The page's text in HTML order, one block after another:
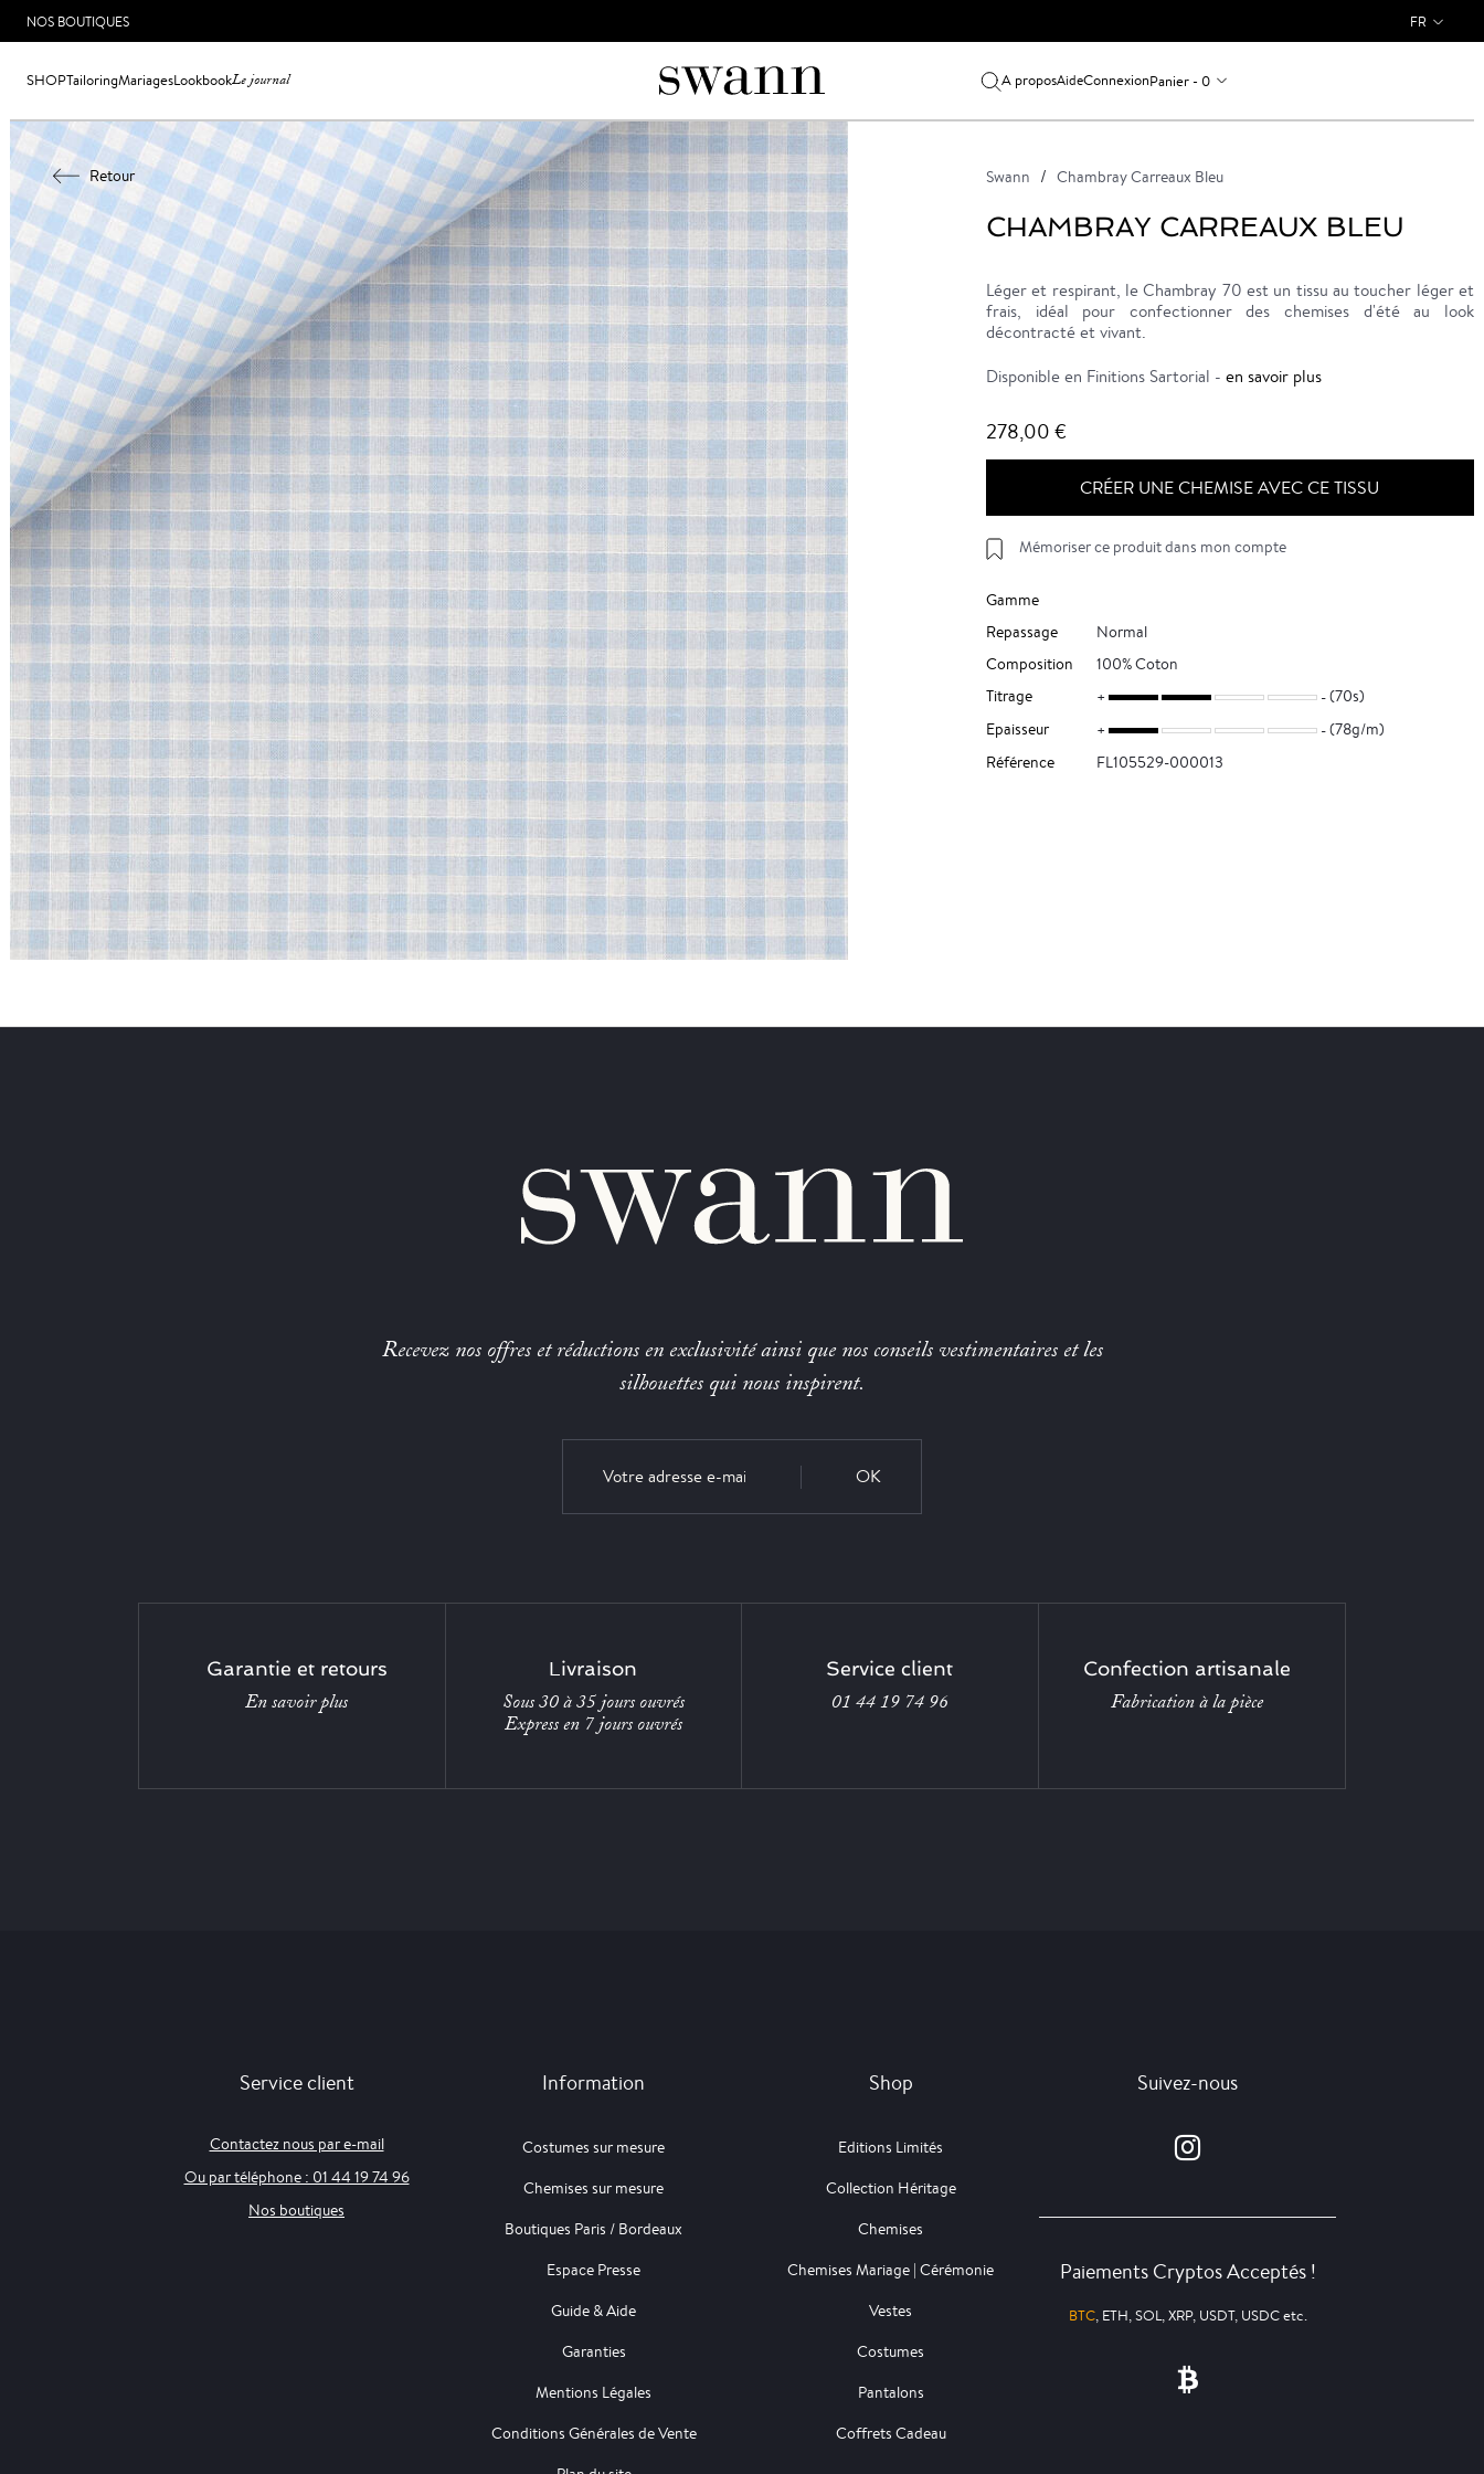
NOS BOUTIQUES FR
SHOPTailoringMariagesLookbookLe journal A proposAideConnexionPanier - 0
Retour Swann Chambray Carreaux Bleu
CHAMBRAY CARREAUX BLEU
Léger et respirant, le Chambray 70 est un tissu au toucher léger et
frais, idéal pour confectionner des chemises d'été au look
décontracté et vivant.
Disponible en Finitions Sartorial - en savoir plus
278,00 €
CRÉER UNE CHEMISE AVEC CE TISSU
Mémoriser ce produit dans mon compte
Gamme
Repassage
Normal
Composition
100% Coton
Titrage
(70s)
Epaisseur
(78g/m)
Référence
FL105529-000013
Recevez nos offres et réductions en exclusivité ainsi que nos conseils vestimentaires et les
silhouettes qui nous inspirent.
OK
Garantie et retours
En savoir plus
Livraison
Sous 30 à 35 jours ouvrés
Express en 7 jours ouvrés
Service client
01 44 19 74 96
Confection artisanale
Fabrication à la pièce
Service client
Contactez nous par e-mail
Ou par téléphone : 01 44 19 74 96
Nos boutiques
Information
Costumes sur mesure
Chemises sur mesure
Boutiques Paris / Bordeaux
Espace Presse
Guide & Aide
Garanties
Mentions Légales
Conditions Générales de Vente
Shop
Editions Limités
Collection Héritage
Chemises
Chemises Mariage | Cérémonie
Vestes
Costumes
Pantalons
Coffrets Cadeau
Suivez-nous
Paiements Cryptos Acceptés !
BTC, ETH, SOL, XRP, USDT, USDC etc.